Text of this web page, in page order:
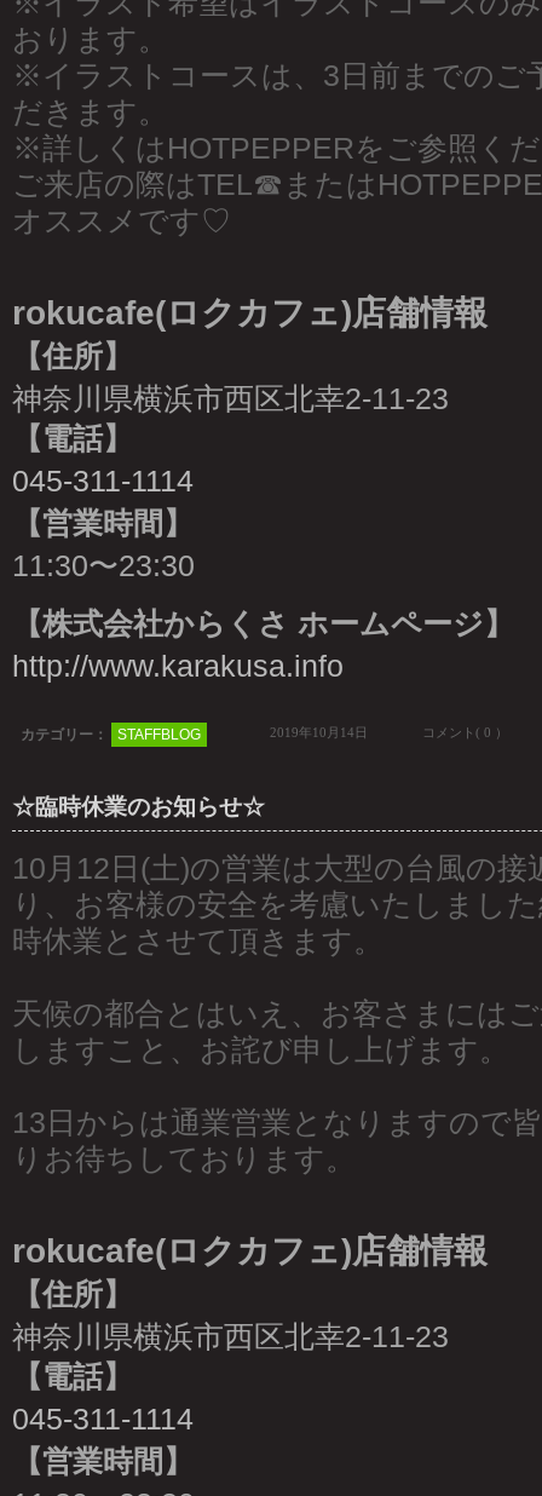
おります。
※イラストコースは、3日前までのご
だきます。
※詳しくはHOTPEPPERをご参照く
ご来店の際はTEL☎︎または
オススメです♡
rokucafe(ロクカフェ)店舗情報
【住所】
神奈川県横浜市西区北幸2-11-23
【電話】
045-311-1114
【営業時間】
11:30〜23:30
【株式会社からくさ ホームページ】
http://www.karakusa.info
カテゴリー： STAFFBLOG 2019年10月14日 コメント( 0 ）
☆臨時休業のお知らせ☆
10月12日(土)の営業は大型の台風の
り、お客様の安全を考慮いたしまし
時休業とさせて頂きます。
天候の都合とはいえ、お客さまには
しますこと、お詫び申し上げます。
13日からは通業営業となりますので
りお待ちしております。
rokucafe(ロクカフェ)店舗情報
【住所】
神奈川県横浜市西区北幸2-11-23
【電話】
045-311-1114
【営業時間】